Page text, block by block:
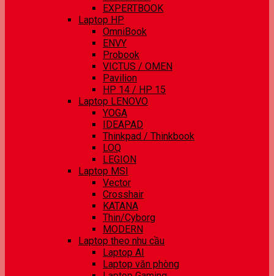
EXPERTBOOK
Laptop HP
OmniBook
ENVY
Probook
VICTUS / OMEN
Pavilion
HP 14 / HP 15
Laptop LENOVO
YOGA
IDEAPAD
Thinkpad / Thinkbook
LOQ
LEGION
Laptop MSI
Vector
Crosshair
KATANA
Thin/Cyborg
MODERN
Laptop theo nhu cầu
Laptop AI
Laptop văn phòng